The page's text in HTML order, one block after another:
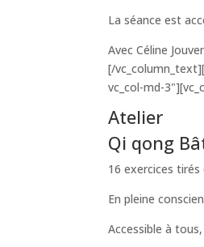
La séance est
Avec Céline
[/
vc_col-md-
Atelier
Qi qong
16 exercices
En pleine
Accessible à tous,